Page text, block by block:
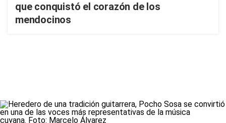
que conquistó el corazón de los
mendocinos